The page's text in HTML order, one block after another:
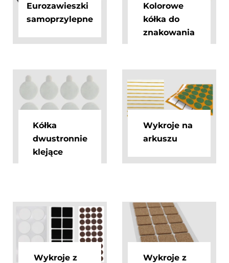
Eurozawieszki
samoprzylepne
Kolorowe
kółka do
znakowania
Kółka
dwustronnie
klejące
Wykroje na
arkuszu
Wykroje z
Wykroje z